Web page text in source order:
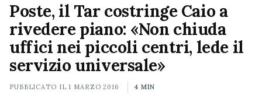
Poste, il Tar costringe Caio a
rivedere piano: «Non chiuda
uffici nei piccoli centri, lede il
servizio universale»
PUBBLICATO IL1 MARZO 2016 4 MIN